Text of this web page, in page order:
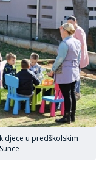
djece u predškolskim